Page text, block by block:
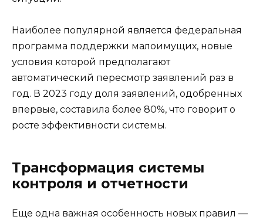
Наиболее популярной является федеральная
программа поддержки малоимущих, новые
условия которой предполагают
автоматический пересмотр заявлений раз в
год. В 2023 году доля заявлений, одобренных
впервые, составила более 80%, что говорит о
росте эффективности системы.
Трансформация системы
контроля и отчетности
Еще одна важная особенность новых правил —